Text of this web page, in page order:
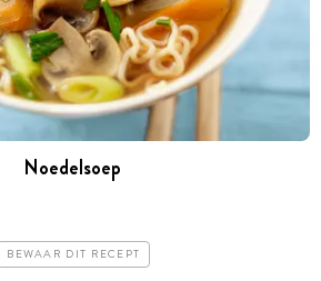
Noedelsoep
BEWAAR DIT RECEPT